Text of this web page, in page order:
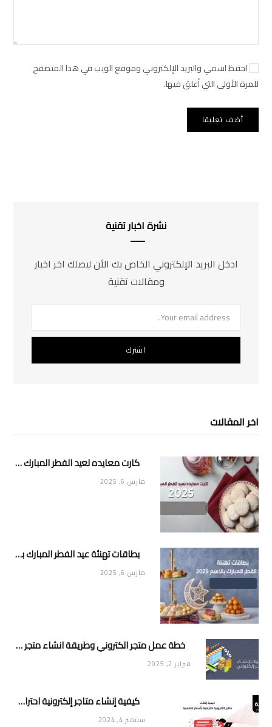
احفظ اسمي والبريد الإلكتروني وموقع الويب في هذا المتصفح
للمرة الأولى التي أعلق فيها.
نشرة اخبار تقنية
ادخل البريد الإلكتروني الخاص بك الأن ليصلك اخر اخبار
ومقالات تقنية
اخر المقالات
كارت معايده لعيد الفطر المبارك 2025
مارس 6, 2025
بطاقات تهنئة عيد الفطر المبارك بالاسم 2025
مارس 6, 2025
خطة عمل متجر الكتروني وطريقة انشاء متجر خاص ناجح ومميز
فبراير 2, 2025
كيفية إنشاء متاجر إلكترونية احترافية بأسعار تنافسية
سبتمبر 4, 2024